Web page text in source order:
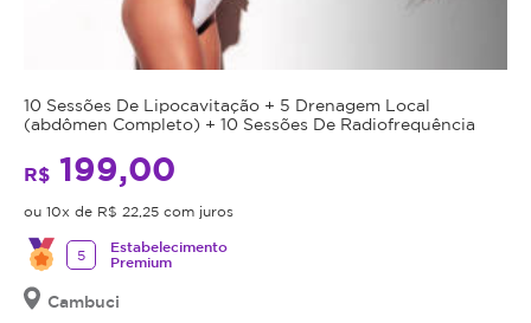
10 Sessões De Lipocavitação + 5 Drenagem Local
(abdômen Completo) + 10 Sessões De Radiofrequência
R$ 199,00
ou 10x de R$ 22,25 com juros
5
Estabelecimento
Premium
Cambuci